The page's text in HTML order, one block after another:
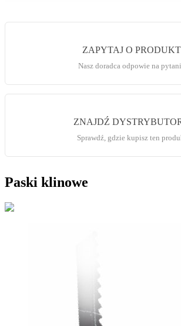
ZAPYTAJ O PRODUKT
Nasz doradca odpowie na
ZNAJDŹ
Sprawdź, gdzie kupisz ten
Paski klinowe